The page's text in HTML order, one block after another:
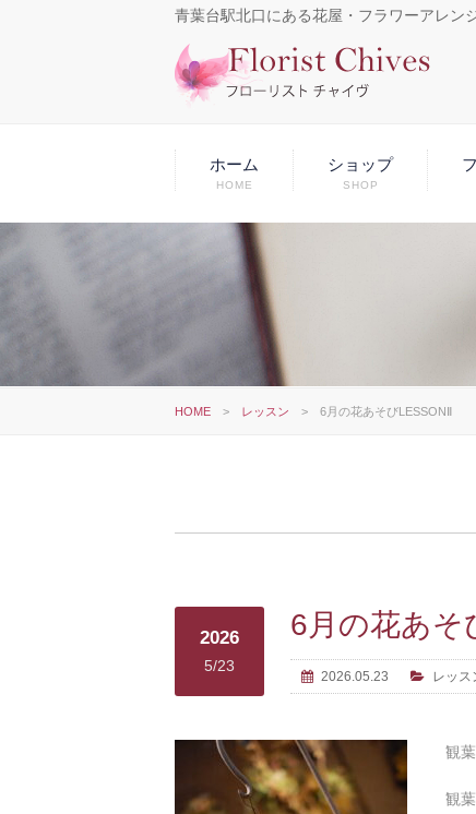
青葉台駅北口にある花屋・フラワーアレン
ホーム
HOME
ショップ
SHOP
HOME > レッスン > 6月の花あそびLESSONⅡ
2026
5/23
6月の花あそ
2026.05.23 レッス
観
観